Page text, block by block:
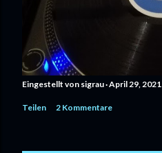
Eingestellt von sigrau April 29, 2021
Teilen 2 Kommentare